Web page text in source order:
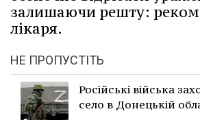
залишаючи решту:
лікаря.
НЕ ПРОПУСТІТЬ
Російські війська
село в Донецькій